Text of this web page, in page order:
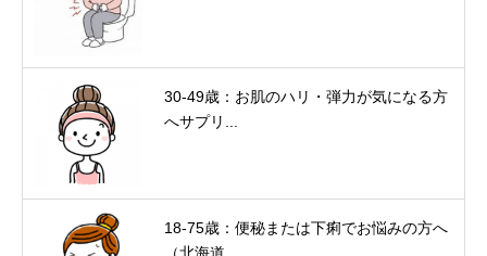
30-49歳：お肌のハリ・弾力が気になる方
へサプリ...
18-75歳：便秘または下痢でお悩みの方へ
（北海道...